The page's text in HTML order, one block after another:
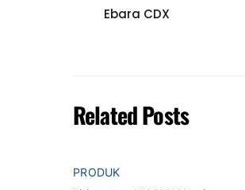
Ebara CDX
Related Posts
PRODUK